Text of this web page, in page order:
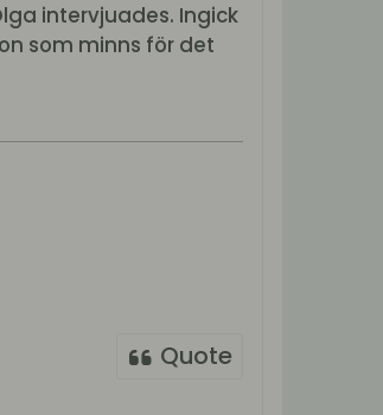
intervjuades. Ingick
som minns för det
Quote